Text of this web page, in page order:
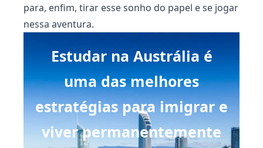
para, enfim, tirar esse sonho do papel e se jogar
nessa aventura.
Estudar na Austrália é
uma das melhores
estratégias para imigrar e
viver permanentemente